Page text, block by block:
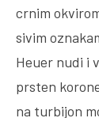
crnim
sivim
Heuer nudi i
prsten
na turbijon